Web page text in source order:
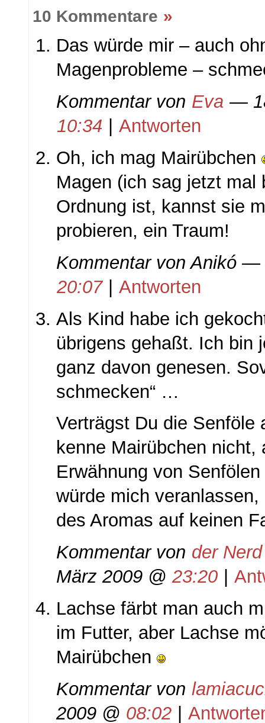
10 Kommentare »
Das würde mir – auch
Magenprobleme –
Kommentar von Eva —
10:34
Antworten
Oh, ich mag Mairübchen
Magen (ich sag jetzt mal
Ordnung ist, kannst sie
probieren, ein Traum!
Kommentar vonAnikó —
20:07
Antworten
Als Kind habe ich
übrigens gehaßt. Ich bin
ganz davon genesen.
schmecken“ …
Verträgst Du die Senföle
kenne Mairübchen nicht,
Erwähnung von
würde mich
des Aromas auf keinen
Kommentar von der
März 2009 @ 23:20
Lachse färbt man auch
im Futter, aber Lachse
Mairübchen
Kommentar von
2009 @ 08:02